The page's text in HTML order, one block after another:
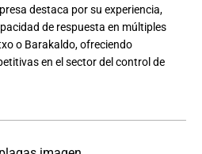
destaca por su experiencia,
de respuesta en múltiples
o Barakaldo, ofreciendo
en el sector del control de